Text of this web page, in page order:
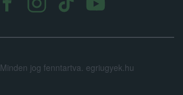
Minden jog fenntartva. egriugyek.hu